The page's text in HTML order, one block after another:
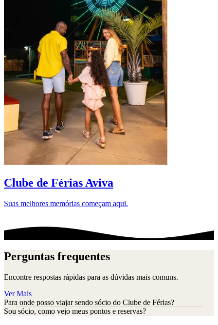
Clube de Férias Aviva
Suas melhores memórias começam aqui.
Perguntas frequentes
Encontre respostas rápidas para as dúvidas mais comuns.
Ver Mais
Para onde posso viajar sendo sócio do Clube de Férias?
Sou sócio, como vejo meus pontos e reservas?